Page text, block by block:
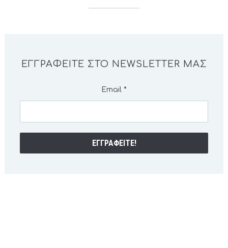
ΕΓΓΡΑΦΕΊΤΕ ΣΤΟ NEWSLETTER ΜΑΣ
Email *